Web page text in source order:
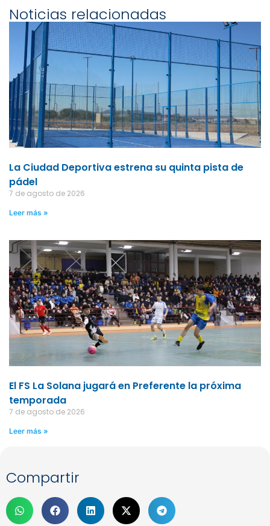
Noticias relacionadas
La Ciudad Deportiva estrena su quinta pista de
pádel
7 de agosto de 2026
Leer más »
El FS La Solana jugará en Preferente la próxima
temporada
7 de agosto de 2026
Leer más »
Compartir